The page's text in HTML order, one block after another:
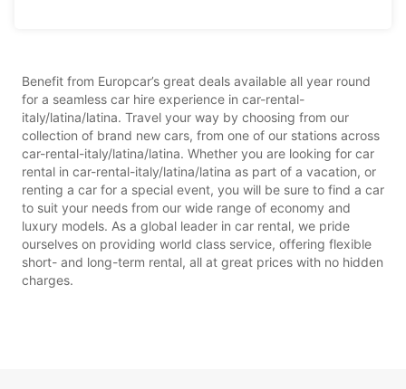
Benefit from Europcar’s great deals available all year round
for a seamless car hire experience in car-rental-
italy/latina/latina. Travel your way by choosing from our
collection of brand new cars, from one of our stations across
car-rental-italy/latina/latina. Whether you are looking for car
rental in car-rental-italy/latina/latina as part of a vacation, or
renting a car for a special event, you will be sure to find a car
to suit your needs from our wide range of economy and
luxury models. As a global leader in car rental, we pride
ourselves on providing world class service, offering flexible
short- and long-term rental, all at great prices with no hidden
charges.